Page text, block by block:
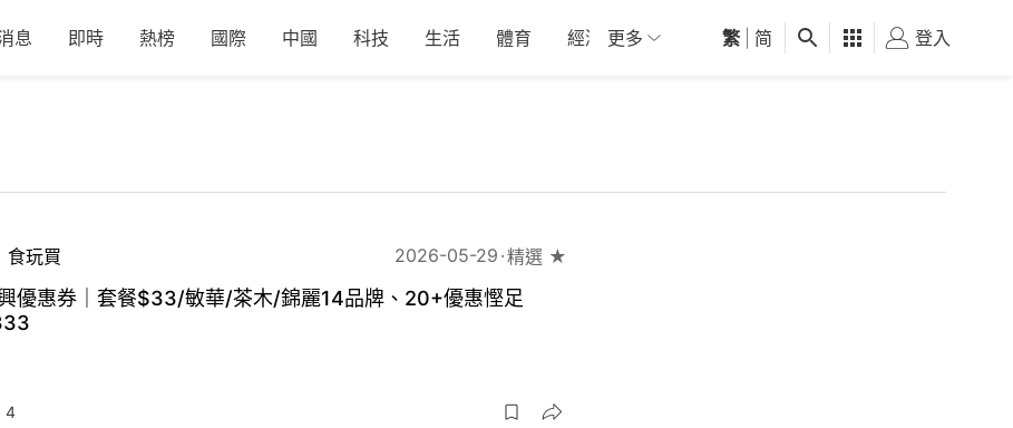
息 即時 熱榜 國際 中國 科技 生活 體育 經濟 01深圳 觀點 健康 好食玩飛
更多 繁 简 登入
食玩買 2026-05-29 精選 ★
優惠券｜套餐$33/敏華/茶木/錦麗14品牌、20+優惠慳足
4